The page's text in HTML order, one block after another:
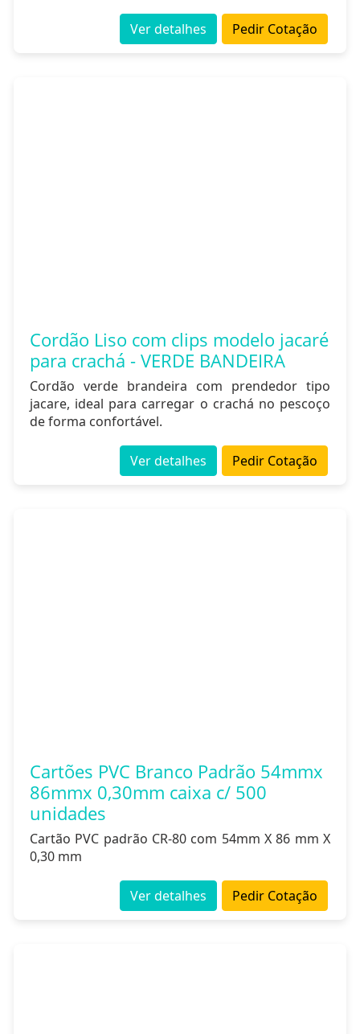
Pedir Cotação
Ver detalhes
Cordão Liso com clips modelo jacaré
para crachá - VERDE BANDEIRA
Cordão verde brandeira com prendedor tipo
jacare, ideal para carregar o crachá no pescoço
de forma confortável.
Pedir Cotação
Ver detalhes
Cartões PVC Branco Padrão 54mmx
86mmx 0,30mm caixa c/ 500
unidades
Cartão PVC padrão CR-80 com 54mm X 86 mm X
0,30 mm
Pedir Cotação
Ver detalhes